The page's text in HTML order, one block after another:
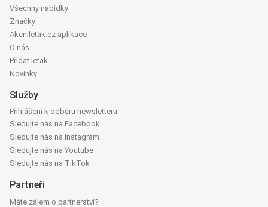
Všechny nabídky
Značky
Akcniletak.cz aplikace
O nás
Přidat leták
Novinky
Služby
Přihlášení k odběru newsletteru
Sledujte nás na Facebook
Sledujte nás na Instagram
Sledujte nás na Youtube
Sledujte nás na TikTok
Partneři
Máte zájem o partnerství?